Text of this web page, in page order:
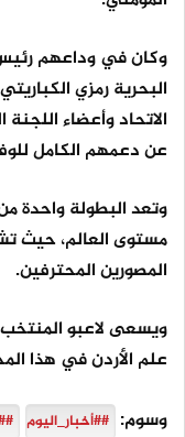
وكان في وداعهم رئيس
البحرية رمزي
الاتحاد وأعضاء اللجنة
عن دعمهم الكامل
وتعد البطولة واحدة
مستوى العالم، حيث
المصورين المحترفين.
ويسعى لاعبو
علم الأردن في هذا
وسوم: ##أخبار_اليوم